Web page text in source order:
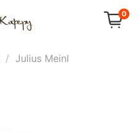
0
Julius Meinl